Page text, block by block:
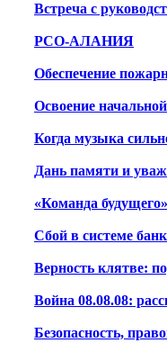
Встреча с
РСО-АЛАНИЯ
Обеспечение
Освоение
Когда музыка
Дань памяти и
«Команда
Сбой в системе
Верность клятве:
Война 08.08.08:
Безопасность,